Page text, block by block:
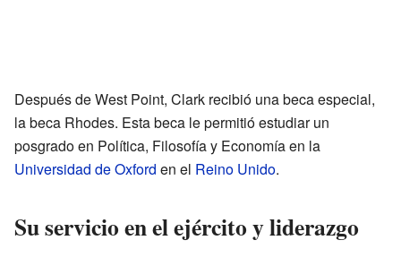
Después de West Point, Clark recibió una beca especial,
la beca Rhodes. Esta beca le permitió estudiar un
posgrado en Política, Filosofía y Economía en la
Universidad de Oxford en el Reino Unido.
Su servicio en el ejército y liderazgo